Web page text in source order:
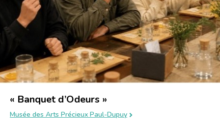
« Banquet d’Odeurs »
Musée des Arts Précieux Paul-Dupuy